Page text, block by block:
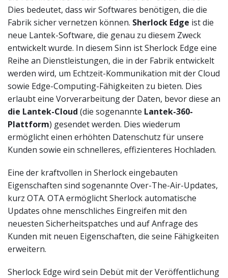
Dies bedeutet, dass wir Softwares benötigen, die die
Fabrik sicher vernetzen können. Sherlock Edge ist die
neue Lantek-Software, die genau zu diesem Zweck
entwickelt wurde. In diesem Sinn ist Sherlock Edge eine
Reihe an Dienstleistungen, die in der Fabrik entwickelt
werden wird, um Echtzeit-Kommunikation mit der Cloud
sowie Edge-Computing-Fähigkeiten zu bieten. Dies
erlaubt eine Vorverarbeitung der Daten, bevor diese an
die Lantek-Cloud (die sogenannte Lantek-360-
Plattform) gesendet werden. Dies wiederum
ermöglicht einen erhöhten Datenschutz für unsere
Kunden sowie ein schnelleres, effizienteres Hochladen.
Eine der kraftvollen in Sherlock eingebauten
Eigenschaften sind sogenannte Over-The-Air-Updates,
kurz OTA. OTA ermöglicht Sherlock automatische
Updates ohne menschliches Eingreifen mit den
neuesten Sicherheitspatches und auf Anfrage des
Kunden mit neuen Eigenschaften, die seine Fähigkeiten
erweitern.
Sherlock Edge wird sein Debüt mit der Veröffentlichung